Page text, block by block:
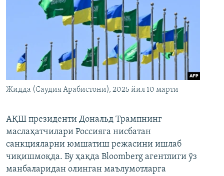
Жидда (Саудия Арабистони), 2025 йил 10 марти
АҚШ президенти Дональд Трампнинг
маслаҳатчилари Россияга нисбатан
санкцияларни юмшатиш режасини ишлаб
чиқишмоқда. Бу ҳақда Bloomberg агентлиги ўз
манбаларидан олинган маълумотларга